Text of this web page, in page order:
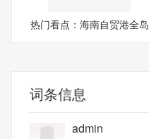
热门看点：海南自贸港全岛
词条信息
admin